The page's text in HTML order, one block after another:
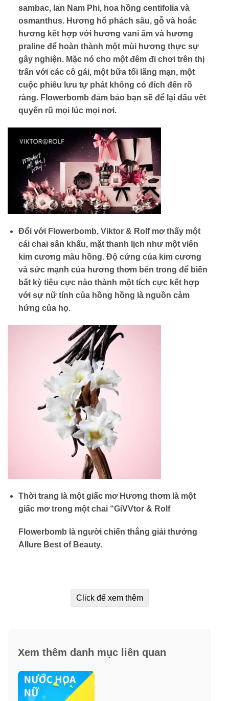
sambac, lan Nam Phi, hoa hồng centifolia và
osmanthus. Hương hổ phách sâu, gỗ và hoắc
hương kết hợp với hương vani ấm và hương
praline để hoàn thành một mùi hương thực sự
gây nghiện. Mặc nó cho một đêm đi chơi trên thị
trấn với các cô gái, một bữa tối lãng mạn, một
cuộc phiêu lưu tự phát không có đích đến rõ
ràng. Flowerbomb đảm bảo bạn sẽ để lại dấu vết
quyến rũ mọi lúc mọi nơi.
Đối với Flowerbomb, Viktor & Rolf mơ thấy một
cái chai sân khấu, mặt thanh lịch như một viên
kim cương màu hồng. Độ cứng của kim cương
và sức mạnh của hương thơm bên trong để biến
bất kỳ tiêu cực nào thành một tích cực kết hợp
với sự nữ tính của hồng hồng là nguồn cảm
hứng của họ.
Thời trang là một giấc mơ Hương thơm là một
giấc mơ trong một chai “GiVVtor & Rolf
Flowerbomb là người chiến thắng giải thưởng
Allure Best of Beauty.
Click để xem thêm
Xem thêm danh mục liên quan